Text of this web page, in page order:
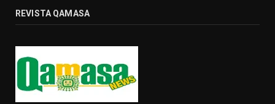
REVISTA QAMASA